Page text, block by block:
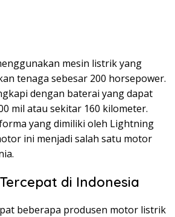
mesin listrik yang
tenaga sebesar 200 horsepower.
dengan baterai yang dapat
mil atau sekitar 160 kilometer.
yang dimiliki oleh Lightning
ini menjadi salah satu motor
di Indonesia
beberapa produsen motor listrik